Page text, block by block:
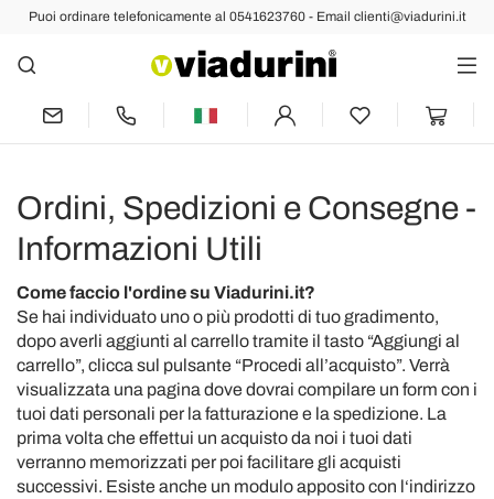
Puoi ordinare telefonicamente al 0541623760 - Email clienti@viadurini.it
Ordini, Spedizioni e Consegne -
Informazioni Utili
Come faccio l'ordine su Viadurini.it?
Se hai individuato uno o più prodotti di tuo gradimento,
dopo averli aggiunti al carrello tramite il tasto “Aggiungi al
carrello”, clicca sul pulsante “Procedi all’acquisto”. Verrà
visualizzata una pagina dove dovrai compilare un form con i
tuoi dati personali per la fatturazione e la spedizione. La
prima volta che effettui un acquisto da noi i tuoi dati
verranno memorizzati per poi facilitare gli acquisti
successivi. Esiste anche un modulo apposito con l‘indirizzo